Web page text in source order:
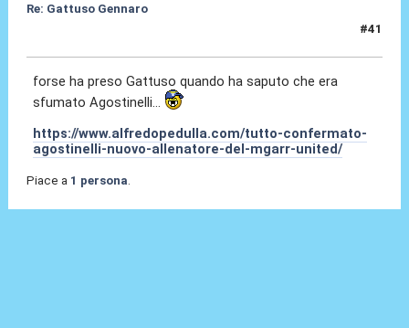
Re: Gattuso Gennaro
#41
forse ha preso Gattuso quando ha saputo che era
sfumato Agostinelli...
https://www.alfredopedulla.com/tutto-confermato-
agostinelli-nuovo-allenatore-del-mgarr-united/
Piace a 1 persona